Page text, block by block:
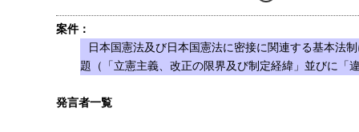
案件：
日本国憲法及び日本国憲法に密接に関連する基本法
題（「立憲主義、改正の限界及び制定経緯」並びに「
発言者一覧